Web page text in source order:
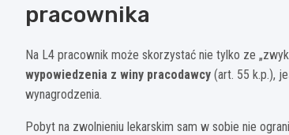
pracownika
Na L4 pracownik może skorzystać nie tylko ze
wypowiedzenia z winy pracodawcy (art. 55 k.p.),
wynagrodzenia.
Pobyt na zwolnieniu lekarskim sam w sobie nie